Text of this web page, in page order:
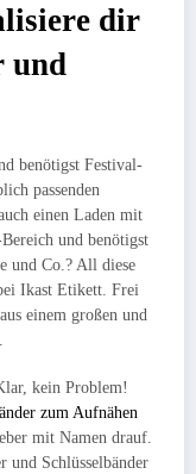
dir
und
benötigst Festival-
passenden
einen Laden mit
und benötigst
und Co.? All diese
Ikast Etikett. Frei
einem großen und
kein Problem!
zum Aufnähen
mit Namen drauf.
und Schlüsselbänder